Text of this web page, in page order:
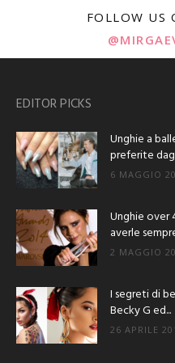
FOLLOW US
EDITOR PICKS
Unghie a
preferite
6 MAGGIO
Unghie over
averle
2 MAGGIO
I segreti di
Becky G ed...
26 APRILE